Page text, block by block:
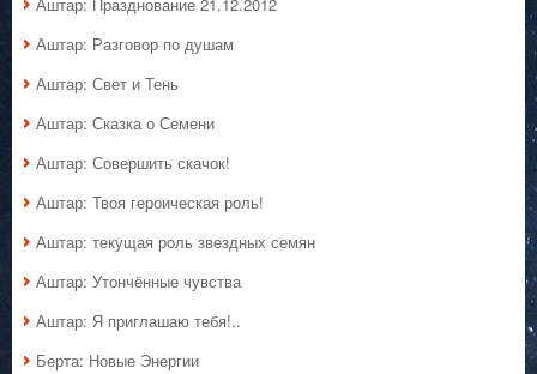
Аштар: Разговор по душам
Аштар: Свет и Тень
Аштар: Сказка о Семени
Аштар: Совершить скачок!
Аштар: Твоя героическая роль!
Аштар: текущая роль звездных семян
Аштар: Утончённые чувства
Аштар: Я приглашаю тебя!..
Берта: Новые Энергии